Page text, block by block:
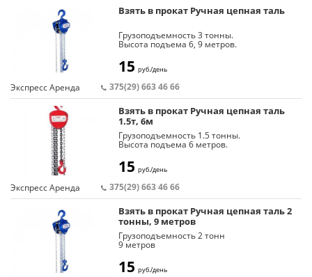
Взять в прокат Ручная цепная таль
Грузоподъемность 3 тонны.
Высота подъема 6, 9 метров.
15 руб./день
Экспресс Аренда 375(29) 663 46 66
Взять в прокат Ручная цепная таль
1.5т, 6м
Грузоподъемность 1.5 тонны.
Высота подъема 6 метров.
15 руб./день
Экспресс Аренда 375(29) 663 46 66
Взять в прокат Ручная цепная таль 2
тонны, 9 метров
Грузоподъемность 2 тонн
9 метров
15 руб./день